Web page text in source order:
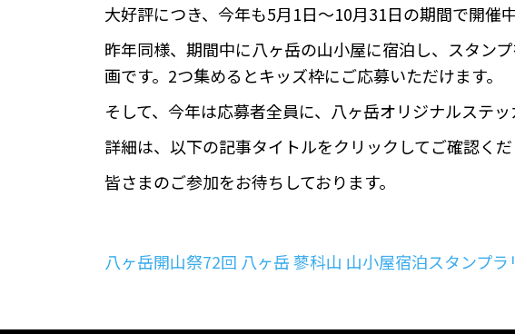
大好評につき、今年も5月1日～10月31日の期間で開催
昨年同様、期間中に八ヶ岳の山小屋に宿泊し、スタン
画です。2つ集めるとキッズ枠にご応募いただけます。
そして、今年は応募者全員に、八ヶ岳オリジナルステッ
詳細は、以下の記事タイトルをクリックしてご確認くだ
皆さまのご参加をお待ちしております。
八ヶ岳開山祭72回 八ヶ岳 蓼科山 山小屋宿泊スタンプ